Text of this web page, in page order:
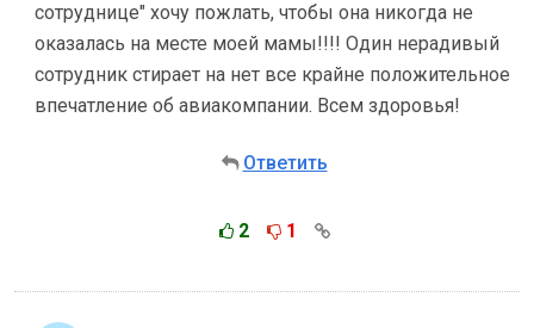
сотруднице" хочу пожлать, чтобы она никогда не
оказалась на месте моей мамы!!!! Один нерадивый
сотрудник стирает на нет все крайне положительное
впечатление об авиакомпании. Всем здоровья!
Ответить
2 1